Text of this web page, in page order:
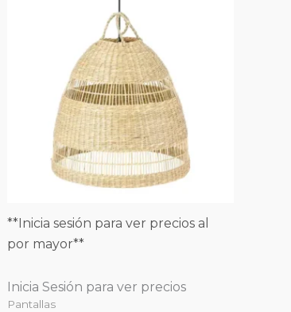
**Inicia sesión para ver precios al
por mayor**
Inicia Sesión para ver precios
Pantallas